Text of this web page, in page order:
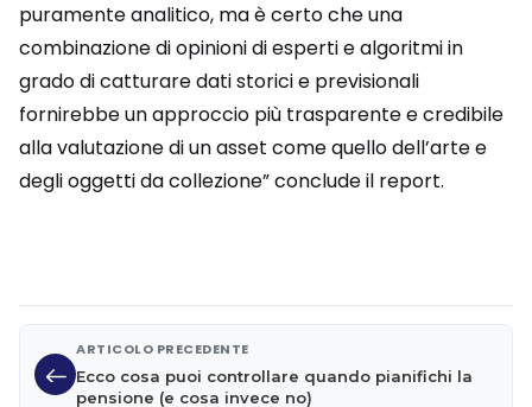
puramente analitico, ma è certo che una
combinazione di opinioni di esperti e algoritmi in
grado di catturare dati storici e previsionali
fornirebbe un approccio più trasparente e credibile
alla valutazione di un asset come quello dell’arte e
degli oggetti da collezione” conclude il report.
ARTICOLO PRECEDENTE
Ecco cosa puoi controllare quando pianifichi la
pensione (e cosa invece no)